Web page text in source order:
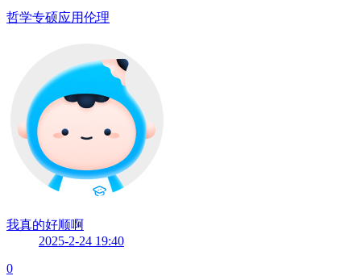
哲学专硕应用伦理
我真的好顺啊
2025-2-24 19:40
0